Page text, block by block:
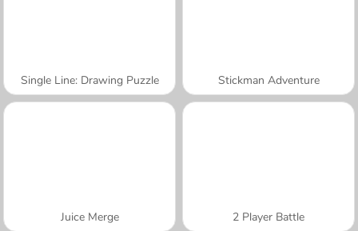
Single Line: Drawing Puzzle Stickman Adventure
Juice Merge 2 Player Battle